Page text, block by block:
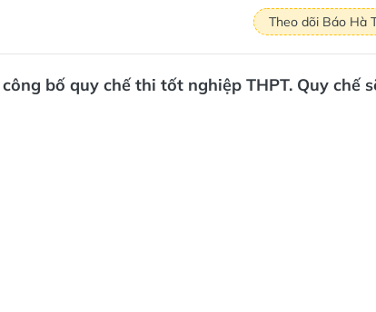
Theo dõi Báo Hà
bố quy chế thi tốt nghiệp THPT. Quy chế